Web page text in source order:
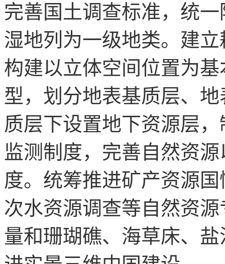
完善国土调查标准，统
湿地列为一级地类。建
构建以立体空间位置为
型，划分地表基质层、
质层下设置地下资源层
监测制度，完善自然资
度。统筹推进矿产资源
次水资源调查等自然资
量和珊瑚礁、海草床、